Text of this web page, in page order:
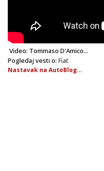
Video: Tommaso D'Amico...
Pogledaj vesti o: Fiat
Nastavak na AutoBlog...